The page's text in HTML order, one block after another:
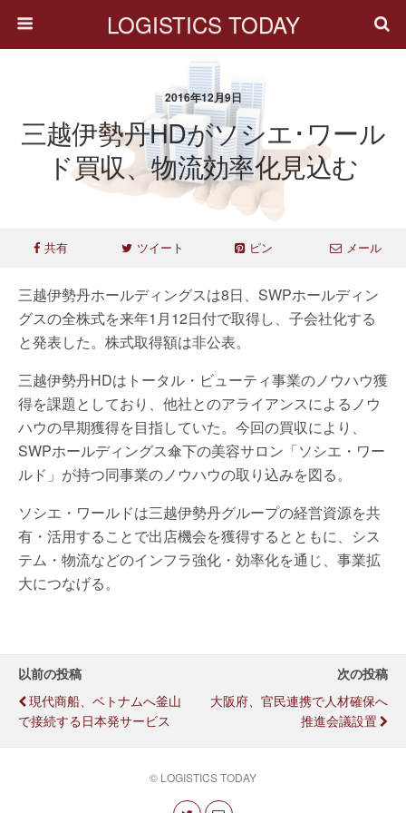
LOGISTICS TODAY
2016年12月9日
三越伊勢丹HDがソシエ･ワール
ド買収、物流効率化見込む
共有 ツイート ピン メール
三越伊勢丹ホールディングスは8日、SWPホールディン
グスの全株式を来年1月12日付で取得し、子会社化する
と発表した。株式取得額は非公表。
三越伊勢丹HDはトータル・ビューティ事業のノウハウ獲
得を課題としており、他社とのアライアンスによるノウ
ハウの早期獲得を目指していた。今回の買収により、
SWPホールディングス傘下の美容サロン「ソシエ・ワー
ルド」が持つ同事業のノウハウの取り込みを図る。
ソシエ・ワールドは三越伊勢丹グループの経営資源を共
有・活用することで出店機会を獲得するとともに、シス
テム・物流などのインフラ強化・効率化を通じ、事業拡
大につなげる。
以前の投稿
現代商船、ベトナムへ釜山
で接続する日本発サービス
次の投稿
大阪府、官民連携で人材確保へ
推進会議設置
© LOGISTICS TODAY